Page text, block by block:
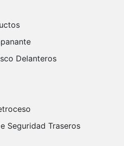
Delanteros
Seguridad Traseros